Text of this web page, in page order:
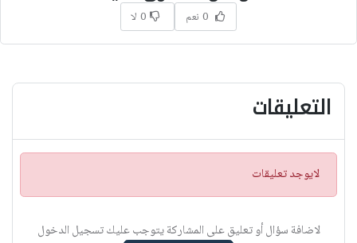
0 نعم 0 لا
التعليقات
ت
ن
ي
لايوجد تعليقات
لاضافة سؤال أو تعليق على المشاركة يتوجب عليك تسجيل الدخول